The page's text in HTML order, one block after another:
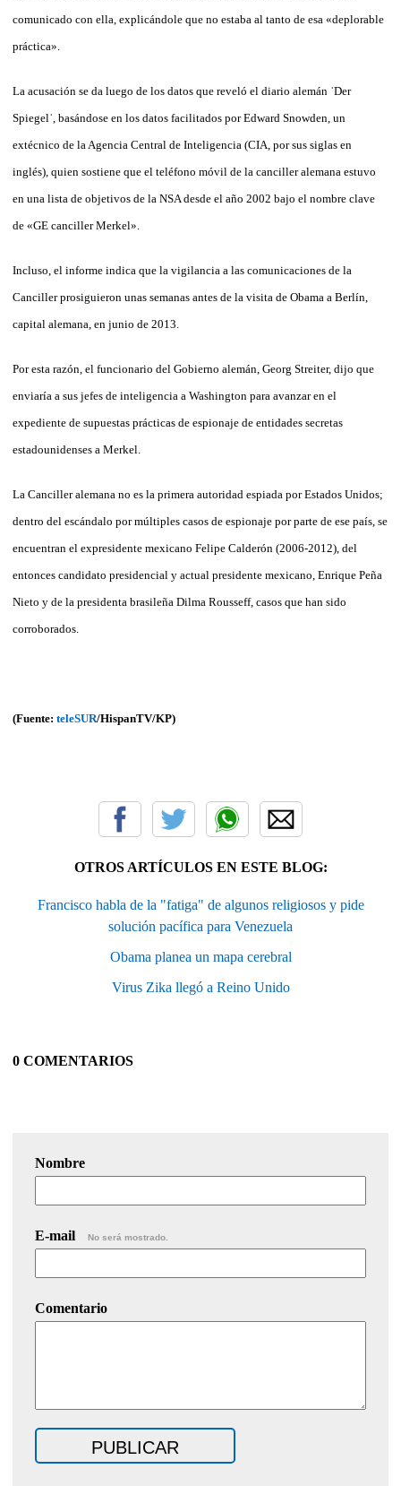
comunicado con ella, explicándole que no estaba al tanto de esa «deplorable
práctica».
La acusación se da luego de los datos que reveló el diario alemán ˈDer
Spiegelˈ, basándose en los datos facilitados por Edward Snowden, un
extécnico de la Agencia Central de Inteligencia (CIA, por sus siglas en
inglés), quien sostiene que el teléfono móvil de la canciller alemana estuvo
en una lista de objetivos de la NSA desde el año 2002 bajo el nombre clave
de «GE canciller Merkel».
Incluso, el informe indica que la vigilancia a las comunicaciones de la
Canciller prosiguieron unas semanas antes de la visita de Obama a Berlín,
capital alemana, en junio de 2013.
Por esta razón, el funcionario del Gobierno alemán, Georg Streiter, dijo que
enviaría a sus jefes de inteligencia a Washington para avanzar en el
expediente de supuestas prácticas de espionaje de entidades secretas
estadounidenses a Merkel.
La Canciller alemana no es la primera autoridad espiada por Estados Unidos;
dentro del escándalo por múltiples casos de espionaje por parte de ese país, se
encuentran el expresidente mexicano Felipe Calderón (2006-2012), del
entonces candidato presidencial y actual presidente mexicano, Enrique Peña
Nieto y de la presidenta brasileña Dilma Rousseff, casos que han sido
corroborados.
(Fuente: teleSUR/HispanTV/KP)
OTROS ARTÍCULOS EN ESTE BLOG:
Francisco habla de la "fatiga" de algunos religiosos y pide
solución pacífica para Venezuela
Obama planea un mapa cerebral
Virus Zika llegó a Reino Unido
0 COMENTARIOS
Nombre
E-mail No será mostrado.
Comentario